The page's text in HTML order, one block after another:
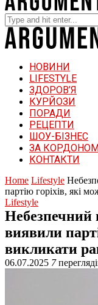
НОВИНИ
LIFESTYLE
ЗДОРОВ’Я
КУРЙОЗИ
ПОРАДИ
РЕЦЕПТИ
ШОУ-БІЗНЕС
ЗА КОРДОНОМ
КОНТАКТИ
Home Lifestyle
партію горіхів, які
Lifestyle
Небезпечний
виявили
викликати
06.07.2025 7